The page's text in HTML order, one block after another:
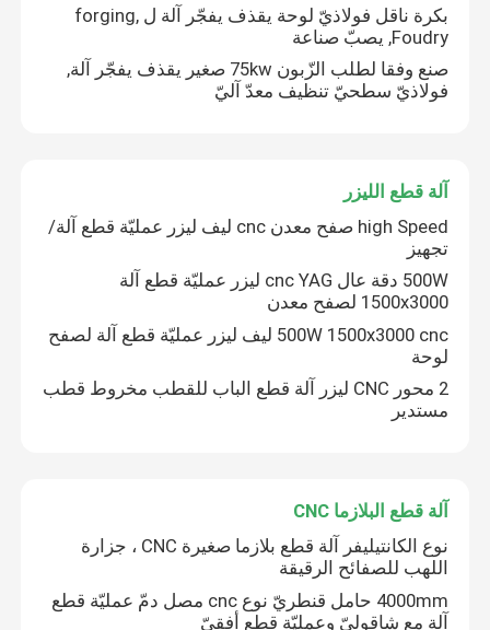
آلة تشكيل الدرابزين
يقذف يفجّر آلة
آلة قطع الليزر
آلة قطع البلازما CNC
آلة استقامة العمود
آلة لحام الروبوتية
تراجع الساخنة معدات الجلفنة
بكرة ناقل فولاذيّ لوحة يقذف يفجّر آلة ل forging,
Foudry, يصبّ صناعة
صنع وفقا لطلب الزّبون 75kw صغير يقذف يفجّر آلة,
فولاذيّ سطحيّ تنظيف معدّ آليّ
آلة قطع الليزر
high Speed صفح معدن cnc ليف ليزر عمليّة قطع آلة/
تجهيز
500W دقة عال cnc YAG ليزر عمليّة قطع آلة
1500x3000 لصفح معدن
500W 1500x3000 cnc ليف ليزر عمليّة قطع آلة لصفح
لوحة
2 محور CNC ليزر آلة قطع الباب للقطب مخروط قطب
مستدير
آلة قطع البلازما CNC
نوع الكانتيليفر آلة قطع بلازما صغيرة CNC ، جزارة
اللهب للصفائح الرقيقة
4000mm حامل قنطريّ نوع cnc مصل دمّ عمليّة قطع
آلة مع شاقوليّ وعمليّة قطع أفقيّ